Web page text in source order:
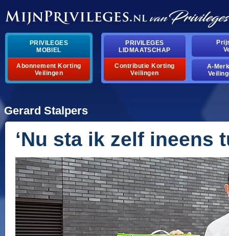
PRIVILEGES
MOBIEL
Abonnement Korting
Veilingen
PRIVILEGES
LIDMAATSCHAP
Contributie Korting
Veilingen
A-
Gerard Stalpers
‘Nu sta ik zelf ineens